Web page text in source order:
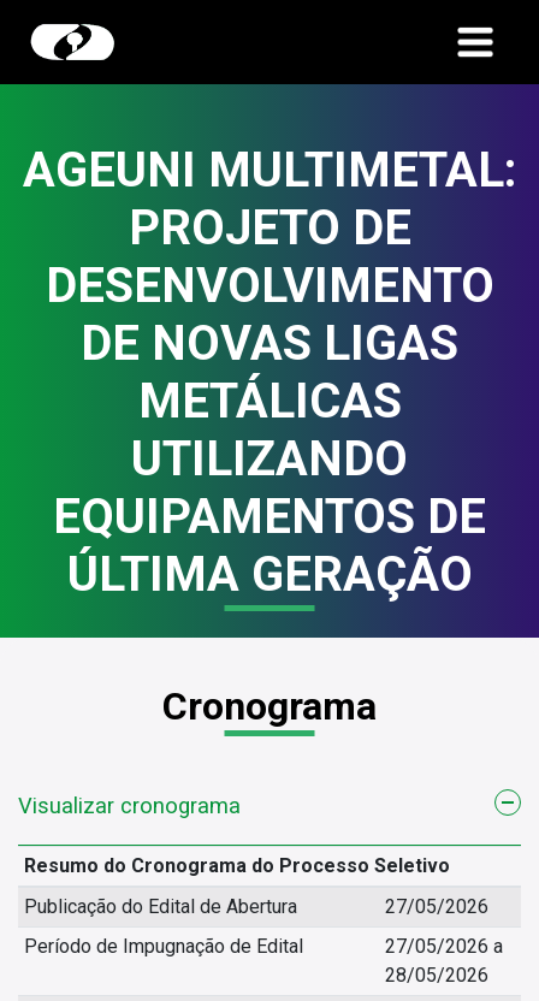
AGEUNI MULTIMETAL:
PROJETO DE
DESENVOLVIMENTO
DE NOVAS LIGAS
METÁLICAS
UTILIZANDO
EQUIPAMENTOS DE
ÚLTIMA GERAÇÃO
Cronograma
Visualizar cronograma
Resumo do Cronograma do Processo Seletivo
Publicação do Edital de Abertura
27/05/2026
Período de Impugnação de Edital
27/05/2026 a
28/05/2026